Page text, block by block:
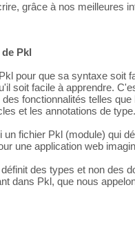
grâce à nos meilleures
Pkl
pour que sa syntaxe soit
soit facile à apprendre.
fonctionnalités telles
et les annotations de type.
un fichier Pkl (module) qui
une application web
des types et non des
dans Pkl, que nous